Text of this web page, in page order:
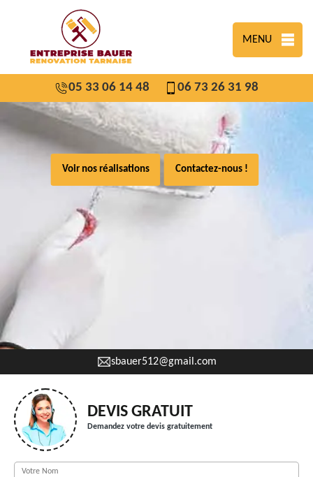
MENU
05 33 06 14 48 06 73 26 31 98
Voir nos réalisations Contactez-nous !
sbauer512@gmail.com
DEVIS GRATUIT
Demandez votre devis gratuitement